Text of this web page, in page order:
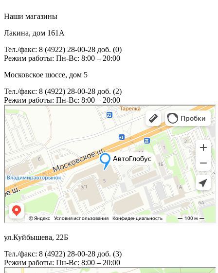
Наши магазины
Лакина, дом 161А
Тел./факс: 8 (4922) 28-00-28 доб. (0)
Режим работы: Пн-Вс: 8:00 – 20:00
Московское шоссе, дом 5
Тел./факс: 8 (4922) 28-00-28 доб. (2)
Режим работы: Пн-Вс: 8:00 – 20:00
ул.Куйбышева, 22Б
Тел./факс: 8 (4922) 28-00-28 доб. (3)
Режим работы: Пн-Вс: 8:00 – 20:00